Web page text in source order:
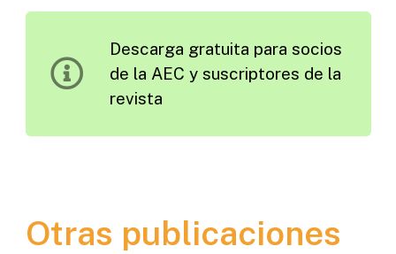
Explanaciones
Descarga gratuita para socios
de la AEC y suscriptores de la
revista
Otras publicaciones